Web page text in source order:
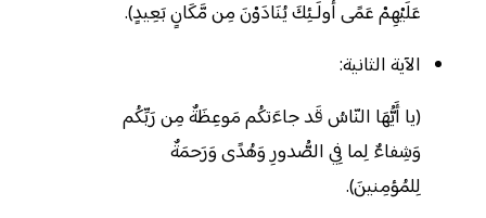
عَلَيْهِمْ عَمًى أُولَـئِكَ يُنَادَوْنَ مِن مَّكَانٍ بَعِيدٍ).
الآية الثانية:
(يا أَيُّهَا النّاسُ قَد جاءَتكُم مَوعِظَةٌ مِن رَبِّكُم
وَشِفاءٌ لِما فِي الصُّدورِ وَهُدًى وَرَحمَةٌ
لِلمُؤمِنينَ).